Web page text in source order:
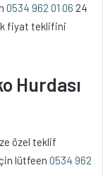
0534 962 01 06 24
fiyat teklifini
Hurdası
özel teklif
lütfeen 0534 962